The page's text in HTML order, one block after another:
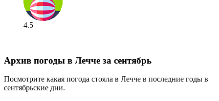
4.5
Архив погоды в Лечче за сентябрь
Посмотрите какая погода стояла в Лечче в последние годы в
сентябрьские дни.